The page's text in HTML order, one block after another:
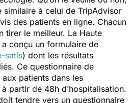
similaire à celui de TripAdvisor
des patients en ligne. Chacun
tirer le meilleur. La Haute
conçu un formulaire de
satis) dont les résultats
Ce questionnaire de
patients dans les
partir de 48h d’hospitalisation.
tendre vers un questionnaire